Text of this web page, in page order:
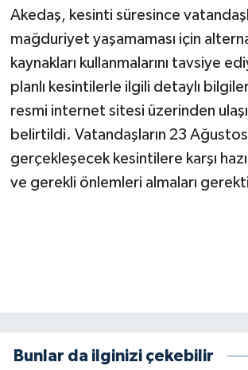
Akedaş, kesinti süresince
mağduriyet yaşamaması için
kaynakları kullanmalarını tavsiye
planlı kesintilerle ilgili detaylı
resmi internet sitesi üzerinden
belirtildi. Vatandaşların 23
gerçekleşecek kesintilere karşı
ve gerekli önlemleri almaları
Bunlar da ilginizi çekebilir
TARİH
Genel
Politika
YEREL